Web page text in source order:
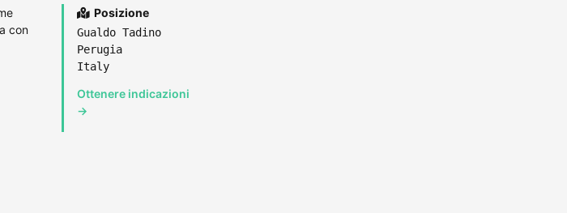
con
Posizione
Gualdo Tadino
Perugia
Italy
Ottenere indicazioni
→